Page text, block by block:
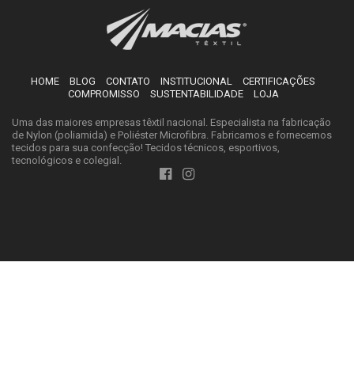
HOME BLOG CONTATO INSTITUCIONAL
CERTIFICAÇÕES
COMPROMISSO
SUSTENTABILIDADE LOJA
Uma das maiores empresas têxtil nacional. Especialista na fabricação
de Nylon (poliamida) e Poliéster Microfibra. Fabricamos e fornecemos
tecidos para sua confecção! Tecidos técnicos, esportivos,
tecnológicos e colegial.